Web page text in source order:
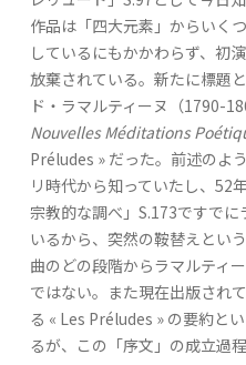
作品は「四大元素」からいく
しているにもかかわらず、初
放棄されている。新たに標題
ド・ラマルティーヌ（1790-
Nouvelles Méditations
Préludes » だった。前述のよ
リ時代から知っていたし、52
宗教的な調べ」S.173ですで
いるから、突然の鞍替えとい
曲のどの段階からラマルティ
ではない。また現在出版され
る « Les Préludes » の要約と
るが、この「序文」の成立過